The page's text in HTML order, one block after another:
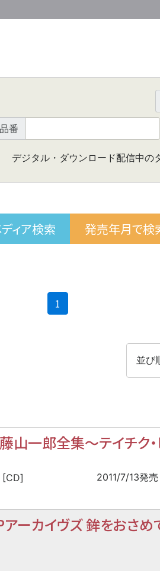
品番
デジタル・ダウンロード配信中の
ィア検索 発売年月で検
1
並び
山一郎全集〜テイチク
[CD] 2011/7/13発売
アーカイヴズ 鉾をおさ